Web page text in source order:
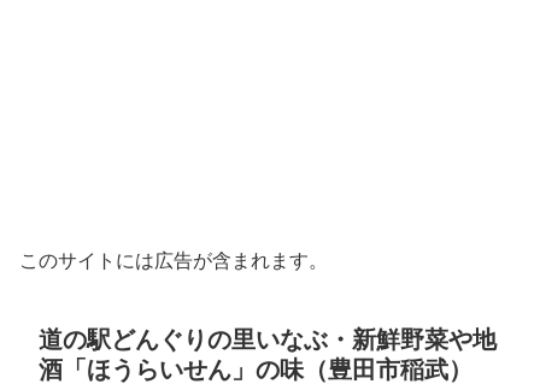
このサイトには広告が含まれます。
道の駅どんぐりの里いなぶ・新鮮野菜や地
酒「ほうらいせん」の味（豊田市稲武）